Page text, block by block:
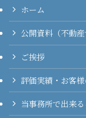
ホーム
公開資料（不動産
ご挨拶
評価実績・お客
当事務所で出来る